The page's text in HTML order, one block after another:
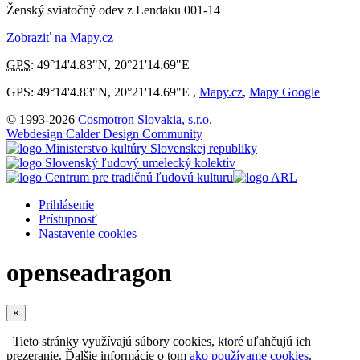
Ženský sviatočný odev z Lendaku 001-14
Zobraziť na Mapy.cz
GPS: 49°14'4.83"N, 20°21'14.69"E
GPS: 49°14'4.83"N, 20°21'14.69"E , Mapy.cz, Mapy Google
© 1993-2026 Cosmotron Slovakia, s.r.o.
Webdesign Calder Design Community
Prihlásenie
Prístupnosť
Nastavenie cookies
openseadragon
×
Tieto stránky využívajú súbory cookies, ktoré uľahčujú ich
prezeranie. Ďalšie informácie o tom ako používame cookies.